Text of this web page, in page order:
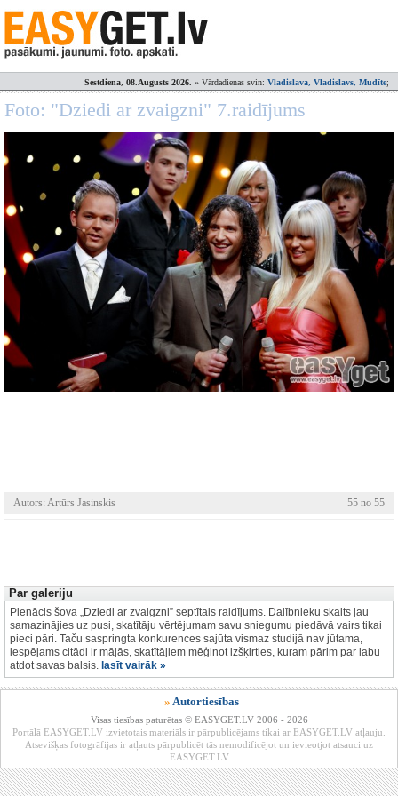
Sestdiena, 08.Augusts 2026. » Vārdadienas svin: Vladislava, Vladislavs, Mudīte;
Foto: "Dziedi ar zvaigzni" 7.raidījums
Autors: Artūrs Jasinskis 55 no 55
Par galeriju
Pienācis šova „Dziedi ar zvaigzni” septītais raidījums. Dalībnieku skaits jau
samazinājies uz pusi, skatītāju vērtējumam savu sniegumu piedāvā vairs tikai
pieci pāri. Taču saspringta konkurences sajūta vismaz studijā nav jūtama,
iespējams citādi ir mājās, skatītājiem mēģinot izšķirties, kuram pārim par labu
atdot savas balsis. lasīt vairāk »
» Autortiesības
Visas tiesības paturētas © EASYGET.LV 2006 - 2026
Portālā EASYGET.LV izvietotais materiāls ir pārpublicējams tikai ar EASYGET.LV atļauju.
Atsevišķas fotogrāfijas ir atļauts pārpublicēt tās nemodificējot un ievieotjot atsauci uz
EASYGET.LV